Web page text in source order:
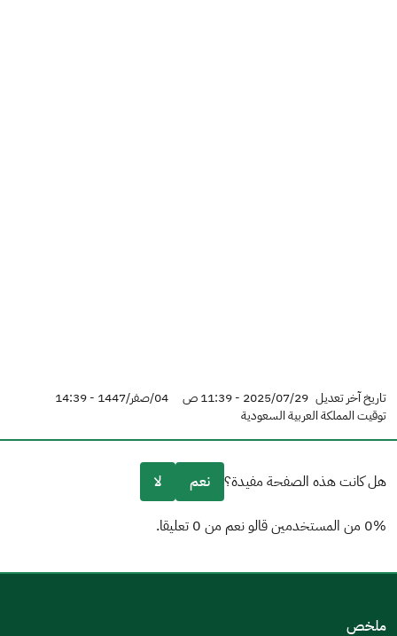
تاريخ آخر تعديل 2025/07/29 - 11:39 ص
04/صفر/1447 - 14:39
توقيت المملكة العربية السعودية
هل كانت هذه الصفحة مفيدة؟ نعم لا
0% من المستخدمين قالو نعم من 0 تعليقا.
مكتوبة بشكل جيدملخص